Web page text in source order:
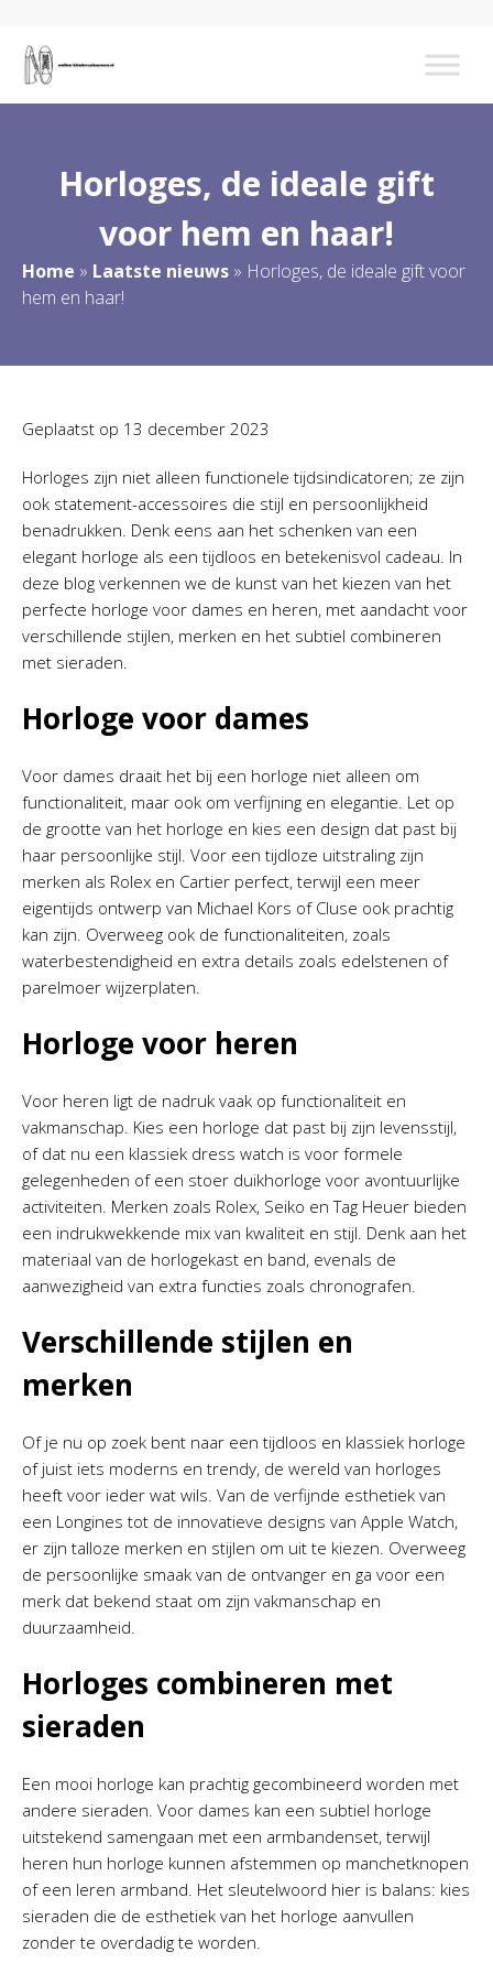
Horloges, de ideale gift
voor hem en haar!
Home » Laatste nieuws » Horloges, de ideale gift voor
hem en haar!
Geplaatst op 13 december 2023
Horloges zijn niet alleen functionele tijdsindicatoren; ze zijn
ook statement-accessoires die stijl en persoonlijkheid
benadrukken. Denk eens aan het schenken van een
elegant horloge als een tijdloos en betekenisvol cadeau. In
deze blog verkennen we de kunst van het kiezen van het
perfecte horloge voor dames en heren, met aandacht voor
verschillende stijlen, merken en het subtiel combineren
met sieraden.
Horloge voor dames
Voor dames draait het bij een horloge niet alleen om
functionaliteit, maar ook om verfijning en elegantie. Let op
de grootte van het horloge en kies een design dat past bij
haar persoonlijke stijl. Voor een tijdloze uitstraling zijn
merken als Rolex en Cartier perfect, terwijl een meer
eigentijds ontwerp van Michael Kors of Cluse ook prachtig
kan zijn. Overweeg ook de functionaliteiten, zoals
waterbestendigheid en extra details zoals edelstenen of
parelmoer wijzerplaten.
Horloge voor heren
Voor heren ligt de nadruk vaak op functionaliteit en
vakmanschap. Kies een horloge dat past bij zijn levensstijl,
of dat nu een klassiek dress watch is voor formele
gelegenheden of een stoer duikhorloge voor avontuurlijke
activiteiten. Merken zoals Rolex, Seiko en Tag Heuer bieden
een indrukwekkende mix van kwaliteit en stijl. Denk aan het
materiaal van de horlogekast en band, evenals de
aanwezigheid van extra functies zoals chronografen.
Verschillende stijlen en
merken
Of je nu op zoek bent naar een tijdloos en klassiek horloge
of juist iets moderns en trendy, de wereld van horloges
heeft voor ieder wat wils. Van de verfijnde esthetiek van
een Longines tot de innovatieve designs van Apple Watch,
er zijn talloze merken en stijlen om uit te kiezen. Overweeg
de persoonlijke smaak van de ontvanger en ga voor een
merk dat bekend staat om zijn vakmanschap en
duurzaamheid.
Horloges combineren met
sieraden
Een mooi horloge kan prachtig gecombineerd worden met
andere sieraden. Voor dames kan een subtiel horloge
uitstekend samengaan met een armbandenset, terwijl
heren hun horloge kunnen afstemmen op manchetknopen
of een leren armband. Het sleutelwoord hier is balans: kies
sieraden die de esthetiek van het horloge aanvullen
zonder te overdadig te worden.